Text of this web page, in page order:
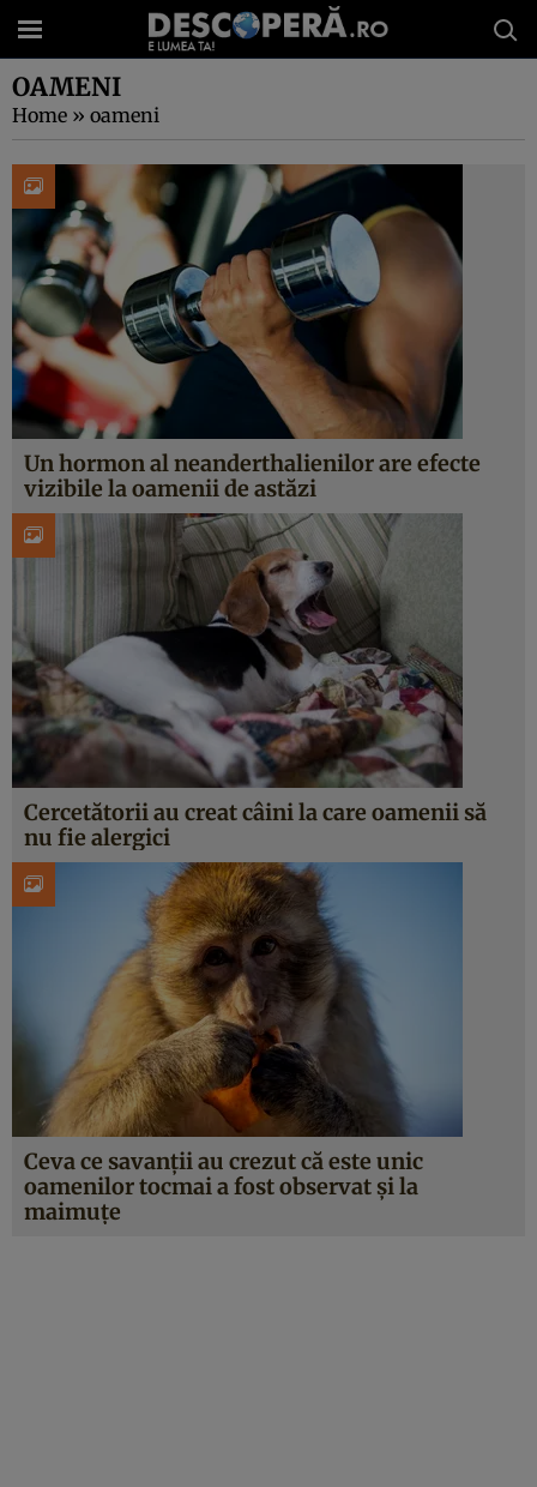
OAMENI
Home » oameni
Un hormon al neanderthalienilor are efecte
vizibile la oamenii de astăzi
Cercetătorii au creat câini la care oamenii să
nu fie alergici
Ceva ce savanții au crezut că este unic
oamenilor tocmai a fost observat și la
maimuțe